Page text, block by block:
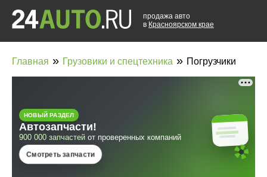
продажа авто
в Красноярском крае
Главная » Грузовики и спецтехника » Погрузчики